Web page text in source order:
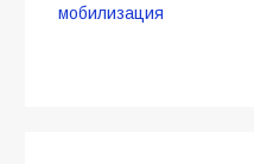
мобилизация